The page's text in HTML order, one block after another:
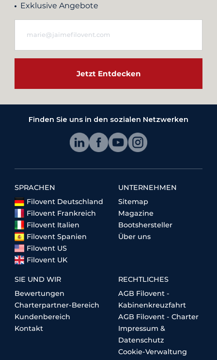
Exklusive Angebote
Jetzt Entdecken
Finden Sie uns in den sozialen Netzwerken
SPRACHEN
Filovent Deutschland
Filovent Frankreich
Filovent Italien
Filovent Spanien
Filovent US
Filovent UK
UNTERNEHMEN
Sitemap
Magazine
Bootshersteller
Über uns
SIE UND WIR
Bewertungen
Charterpartner-Bereich
Kundenbereich
Kontakt
RECHTLICHES
AGB Filovent -
Kabinenkreuzfahrt
AGB Filovent - Charter
Impressum &
Datenschutz
Cookie-Verwaltung